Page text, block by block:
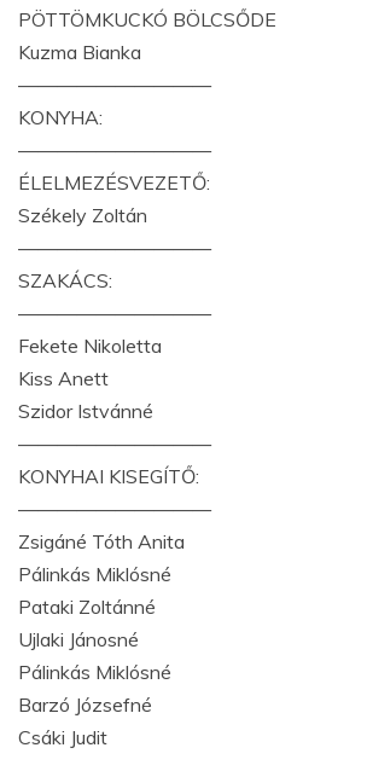
PÖTTÖMKUCKÓ BÖLCSŐDE
Kuzma Bianka
——————————
KONYHA:
——————————
ÉLELMEZÉSVEZETŐ:
Székely Zoltán
——————————
SZAKÁCS:
——————————
Fekete Nikoletta
Kiss Anett
Szidor Istvánné
——————————
KONYHAI KISEGÍTŐ:
——————————
Zsigáné Tóth Anita
Pálinkás Miklósné
Pataki Zoltánné
Ujlaki Jánosné
Pálinkás Miklósné
Barzó Józsefné
Csáki Judit